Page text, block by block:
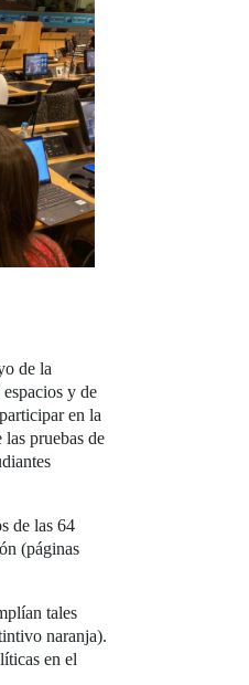
de la
y de
en la
pruebas de
de las 64
(páginas
tales
naranja).
en el